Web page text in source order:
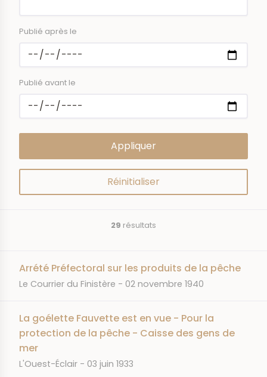
Publié après le
Publié avant le
29 résultats
Arrété Préfectoral sur les produits de la pêche
JOURNAL
Le Courrier du Finistère DATE
02 novembre 1940
La goélette Fauvette est en vue - Pour la
protection de la pêche - Caisse des gens de
mer
JOURNAL
L'Ouest-Éclair DATE
03 juin 1933